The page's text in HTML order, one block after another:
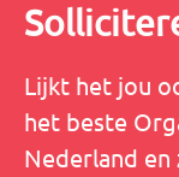
Lijkt het jou
het beste
Nederland en